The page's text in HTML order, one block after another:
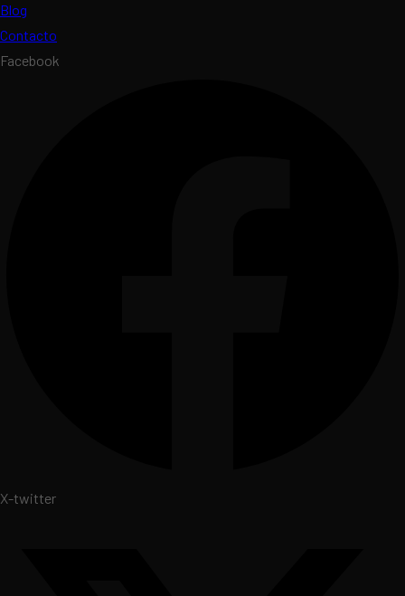
Blog
Contacto
Facebook
X-twitter